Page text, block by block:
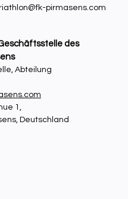
pirmasens.com
des
Abteilung
1,
Deutschland